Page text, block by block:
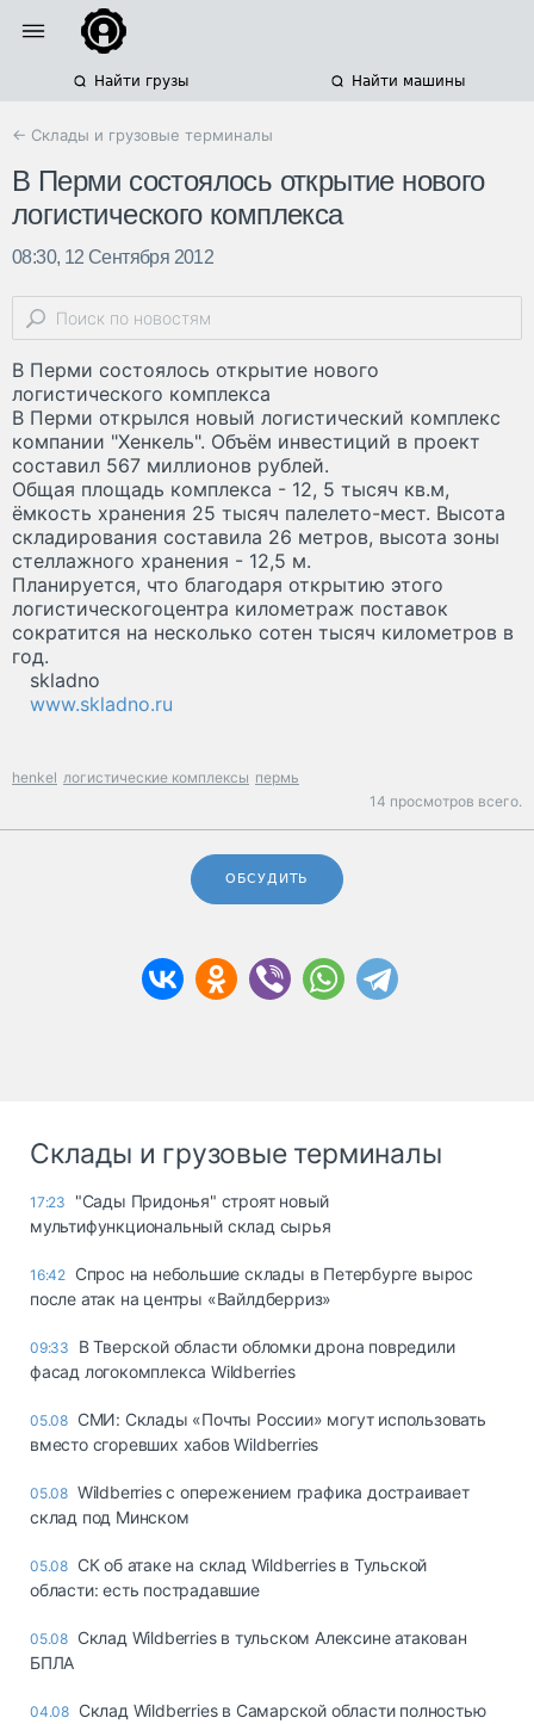
Найти грузы Найти машины
← Склады и грузовые терминалы
В Перми состоялось открытие нового
логистического комплекса
08:30, 12 Сентября 2012
В Перми состоялось открытие нового
логистического комплекса
В Перми открылся новый логистический комплекс
компании "Хенкель". Объём инвестиций в проект
составил 567 миллионов рублей.
Общая площадь комплекса - 12, 5 тысяч кв.м,
ёмкость хранения 25 тысяч палелето-мест. Высота
складирования составила 26 метров, высота зоны
стеллажного хранения - 12,5 м.
Планируется, что благодаря открытию этого
логистическогоцентра километраж поставок
сократится на несколько сотен тысяч километров в
год.
skladno
www.skladno.ru
henkel логистические комплексы пермь
14 просмотров всего.
ОБСУДИТЬ
Склады и грузовые терминалы
17:23
"Сады Придонья" строят новый
мультифункциональный склад сырья
16:42 Спрос на небольшие склады в Петербурге вырос
после атак на центры «Вайлдберриз»
09:33
В Тверской области обломки дрона повредили
фасад логокомплекса Wildberries
05.08 СМИ: Склады «Почты России» могут использовать
вместо сгоревших хабов Wildberries
05.08 Wildberries с опережением графика достраивает
склад под Минском
05.08 СК об атаке на склад Wildberries в Тульской
области: есть пострадавшие
05.08 Склад Wildberries в тульском Алексине атакован
БПЛА
04.08 Склад Wildberries в Самарской области полностью